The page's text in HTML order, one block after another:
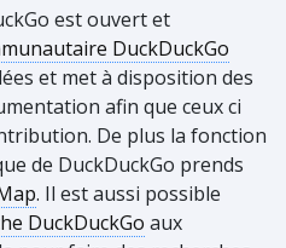
est ouvert et
DuckDuckGo
et met à disposition des
afin que ceux ci
De plus la fonction
de DuckDuckGo prends
. Il est aussi possible
DuckDuckGo aux